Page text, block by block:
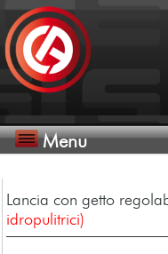
Menu
Lancia con getto
idropulitrici)